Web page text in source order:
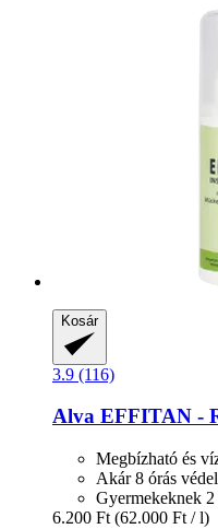
Kosár
3.9 (116)
Alva EFFITAN -​
Megbízható és
Akár 8 órás
Gyermekeknek
6.200 Ft (62.000 Ft / l)